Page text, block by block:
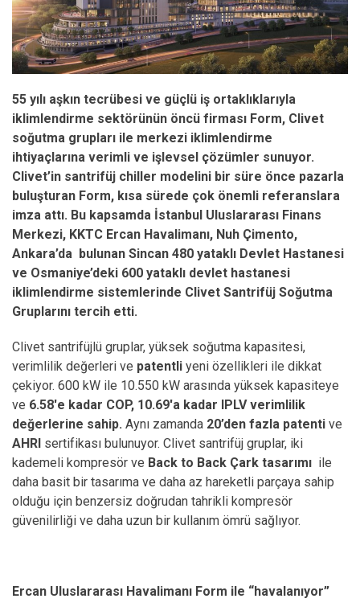
55 yılı aşkın tecrübesi ve güçlü iş ortaklıklarıyla
iklimlendirme sektörünün öncü firması Form, Clivet
soğutma grupları ile merkezi iklimlendirme
ihtiyaçlarına verimli ve işlevsel çözümler sunuyor.
Clivet’in santrifüj chiller modelini bir süre önce pazarla
buluşturan Form, kısa sürede çok önemli referanslara
imza attı. Bu kapsamda İstanbul Uluslararası Finans
Merkezi, KKTC Ercan Havalimanı, Nuh Çimento,
Ankara’da bulunan Sincan 480 yataklı Devlet Hastanesi
ve Osmaniye’deki 600 yataklı devlet hastanesi
iklimlendirme sistemlerinde Clivet Santrifüj Soğutma
Gruplarını tercih etti.
Clivet santrifüjlü gruplar, yüksek soğutma kapasitesi,
verimlilik değerleri ve patentli yeni özellikleri ile dikkat
çekiyor. 600 kW ile 10.550 kW arasında yüksek kapasiteye
ve 6.58'e kadar COP, 10.69'a kadar IPLV verimlilik
değerlerine sahip. Aynı zamanda 20’den fazla patenti ve
AHRI sertifikası bulunuyor. Clivet santrifüj gruplar, iki
kademeli kompresör ve Back to Back Çark tasarımı ile
daha basit bir tasarıma ve daha az hareketli parçaya sahip
olduğu için benzersiz doğrudan tahrikli kompresör
güvenilirliği ve daha uzun bir kullanım ömrü sağlıyor.
Ercan Uluslararası Havalimanı Form ile “havalanıyor”